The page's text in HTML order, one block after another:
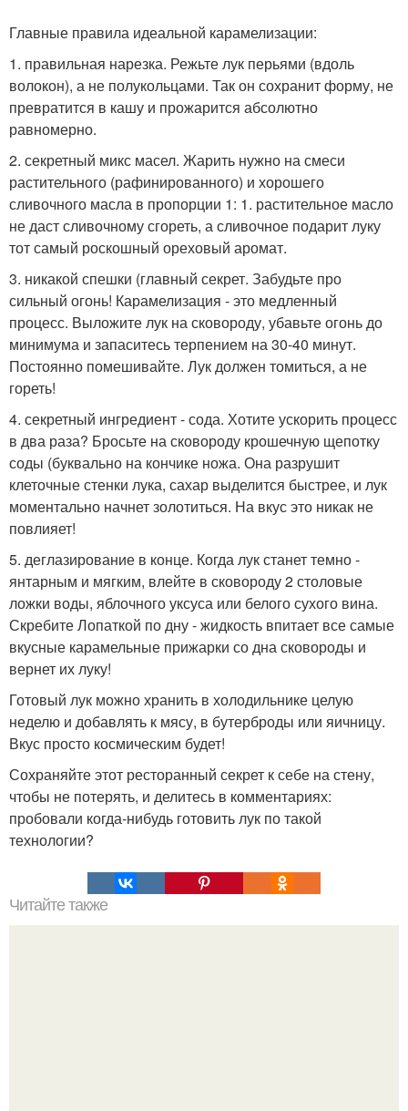
Главные правила идеальной карамелизации:
1. правильная нарезка. Режьте лук перьями (вдоль
волокон), а не полукольцами. Так он сохранит форму, не
превратится в кашу и прожарится абсолютно
равномерно.
2. секретный микс масел. Жарить нужно на смеси
растительного (рафинированного) и хорошего
сливочного масла в пропорции 1: 1. растительное масло
не даст сливочному сгореть, а сливочное подарит луку
тот самый роскошный ореховый аромат.
3. никакой спешки (главный секрет. Забудьте про
сильный огонь! Карамелизация - это медленный
процесс. Выложите лук на сковороду, убавьте огонь до
минимума и запаситесь терпением на 30-40 минут.
Постоянно помешивайте. Лук должен томиться, а не
гореть!
4. секретный ингредиент - сода. Хотите ускорить процесс
в два раза? Бросьте на сковороду крошечную щепотку
соды (буквально на кончике ножа. Она разрушит
клеточные стенки лука, сахар выделится быстрее, и лук
моментально начнет золотиться. На вкус это никак не
повлияет!
5. деглазирование в конце. Когда лук станет темно -
янтарным и мягким, влейте в сковороду 2 столовые
ложки воды, яблочного уксуса или белого сухого вина.
Скребите Лопаткой по дну - жидкость впитает все самые
вкусные карамельные прижарки со дна сковороды и
вернет их луку!
Готовый лук можно хранить в холодильнике целую
неделю и добавлять к мясу, в бутерброды или яичницу.
Вкус просто космическим будет!
Сохраняйте этот ресторанный секрет к себе на стену,
чтобы не потерять, и делитесь в комментариях:
пробовали когда-нибудь готовить лук по такой
технологии?
Читайте также